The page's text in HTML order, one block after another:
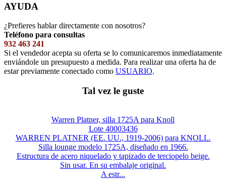
AYUDA
¿Prefieres hablar directamente con nosotros?
Teléfono para consultas
932 463 241
Si el vendedor acepta su oferta se lo comunicaremos inmediatamente
enviándole un presupuesto a medida. Para realizar una oferta ha de
estar previamente conectado como USUARIO.
Tal vez le guste
Warren Platner, silla 1725A para Knoll
Lote 40003436
WARREN PLATNER (EE. UU., 1919-2006) para KNOLL.
Silla lounge modelo 1725A, diseñado en 1966.
Estructura de acero niquelado y tapizado de terciopelo beige.
Sin usar. En su embalaje original.
A estr...